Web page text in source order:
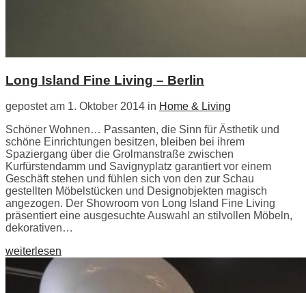
Long Island Fine Living – Berlin
gepostet am 1. Oktober 2014 in Home & Living
Schöner Wohnen… Passanten, die Sinn für Ästhetik und
schöne Einrichtungen besitzen, bleiben bei ihrem
Spaziergang über die Grolmanstraße zwischen
Kurfürstendamm und Savignyplatz garantiert vor einem
Geschäft stehen und fühlen sich von den zur Schau
gestellten Möbelstücken und Designobjekten magisch
angezogen. Der Showroom von Long Island Fine Living
präsentiert eine ausgesuchte Auswahl an stilvollen Möbeln,
dekorativen…
weiterlesen